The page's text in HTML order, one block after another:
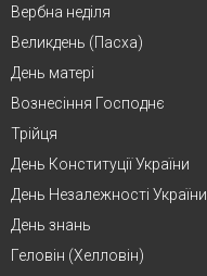
Вербна неділя
Великдень (Пасха)
День матері
Вознесіння Господнє
Трійця
День Конституції України
День Незалежності України
День знань
Геловін (Хелловін)